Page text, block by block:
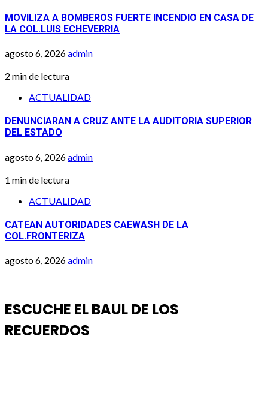
MOVILIZA A BOMBEROS FUERTE INCENDIO EN CASA DE
LA COL.LUIS ECHEVERRIA
agosto 6, 2026admin
2 min de lectura
ACTUALIDAD
DENUNCIARAN A CRUZ ANTE LA AUDITORIA SUPERIOR
DEL ESTADO
agosto 6, 2026admin
1 min de lectura
ACTUALIDAD
CATEAN AUTORIDADES CAEWASH DE LA
COL.FRONTERIZA
agosto 6, 2026admin
ESCUCHE EL BAUL DE LOS
RECUERDOS